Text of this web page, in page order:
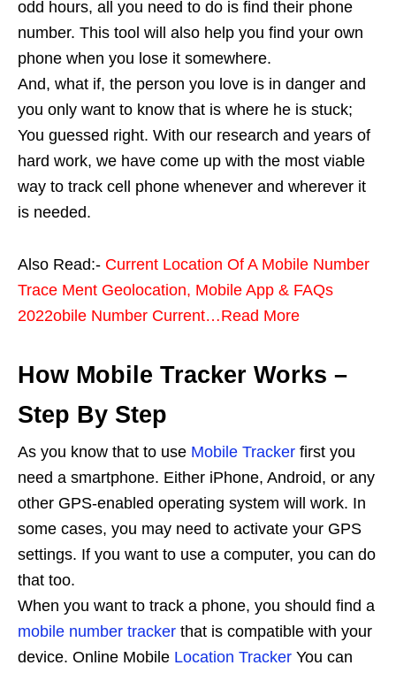
odd hours, all you need to do is find their phone
number. This tool will also help you find your own
phone when you lose it somewhere.
And, what if, the person you love is in danger and
you only want to know that is where he is stuck;
You guessed right. With our research and years of
hard work, we have come up with the most viable
way to track cell phone whenever and wherever it
is needed.
Also Read:- Current Location Of A Mobile Number
Trace Ment Geolocation, Mobile App & FAQs
2022obile Number Current…Read More
How Mobile Tracker Works –
Step By Step
As you know that to use Mobile Tracker first you
need a smartphone. Either iPhone, Android, or any
other GPS-enabled operating system will work. In
some cases, you may need to activate your GPS
settings. If you want to use a computer, you can do
that too.
When you want to track a phone, you should find a
mobile number tracker that is compatible with your
device. Online Mobile Location Tracker You can